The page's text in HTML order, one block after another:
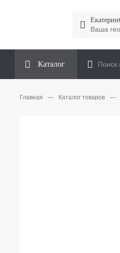
Ваша
Каталог
Главная — Каталог товаров —